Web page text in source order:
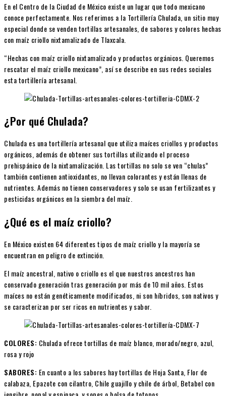
En el Centro de la Ciudad de México existe un lugar que todo mexicano
conoce perfectamente. Nos referimos a la Tortillería Chulada, un sitio muy
especial donde se venden tortillas artesanales, de sabores y colores hechas
con maíz criollo nixtamalizado de Tlaxcala.
“Hechas con maíz criollo nixtamalizado y productos orgánicos. Queremos
rescatar el maíz criollo mexicano”, así se describe en sus redes sociales
esta tortillería artesanal.
¿Por qué Chulada?
Chulada es una tortillería artesanal que utiliza maíces criollos y productos
orgánicos, además de obtener sus tortillas utilizando el proceso
prehispánico de la nixtamalización.​ Las tortillas no solo se ven “chulas”
también contienen antioxidantes, no llevan colorantes y están llenas de
nutrientes. Además no tienen conservadores y solo se usan fertilizantes y
pesticidas orgánicos en la siembra del maíz.
¿Qué es el maíz criollo?
En México existen 64 diferentes tipos de maíz criollo y la mayoría se
encuentran en peligro de extinción.
El maíz ancestral, nativo o criollo es el que nuestros ancestros han
conservado generación tras generación por más de 10 mil años. Estos
maíces no están genéticamente modificados, ni son híbridos, son nativos y
se caracterizan por ser ricos en nutrientes y sabor.
COLORES: Chulada ofrece tortillas de maíz blanco, morado/negro, azul,
rosa y rojo
SABORES: En cuanto a los sabores hay tortillas de Hoja Santa, Flor de
calabaza, Epazote con cilantro, Chile guajillo y chile de árbol, Betabel con